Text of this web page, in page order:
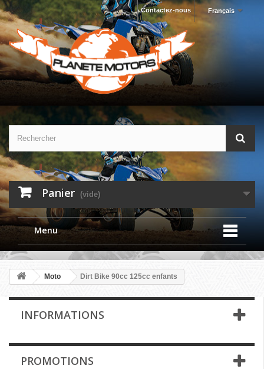
Français
Contactez-nous
Panier (vide)
Menu
Moto Dirt Bike 90cc 125cc enfants
INFORMATIONS
PROMOTIONS